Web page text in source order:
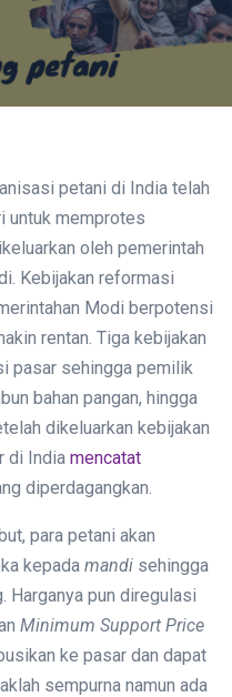
petani di India telah
untuk memprotes
oleh pemerintah
Kebijakan reformasi
Modi berpotensi
rentan. Tiga kebijakan
pasar sehingga pemilik
bahan pangan, hingga
dikeluarkan kebijakan
di India mencatat
diperdagangkan.
para petani akan
kepada mandi sehingga
Harganya pun diregulasi
Minimum Support Price
ke pasar dan dapat
sempurna namun ada